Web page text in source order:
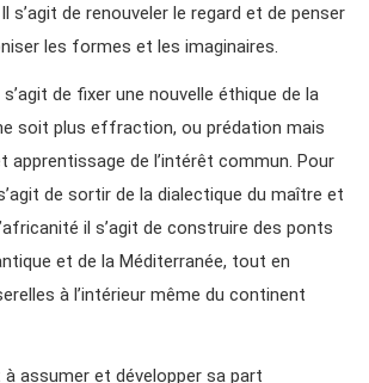
s’agit de renouveler le regard et de penser
les formes et les imaginaires.
de fixer une nouvelle éthique de la
soit plus effraction, ou prédation mais
apprentissage de l’intérêt commun. Pour
de sortir de la dialectique du maître et
il s’agit de construire des ponts
et de la Méditerranée, tout en
à l’intérieur même du continent
à assumer et développer sa part